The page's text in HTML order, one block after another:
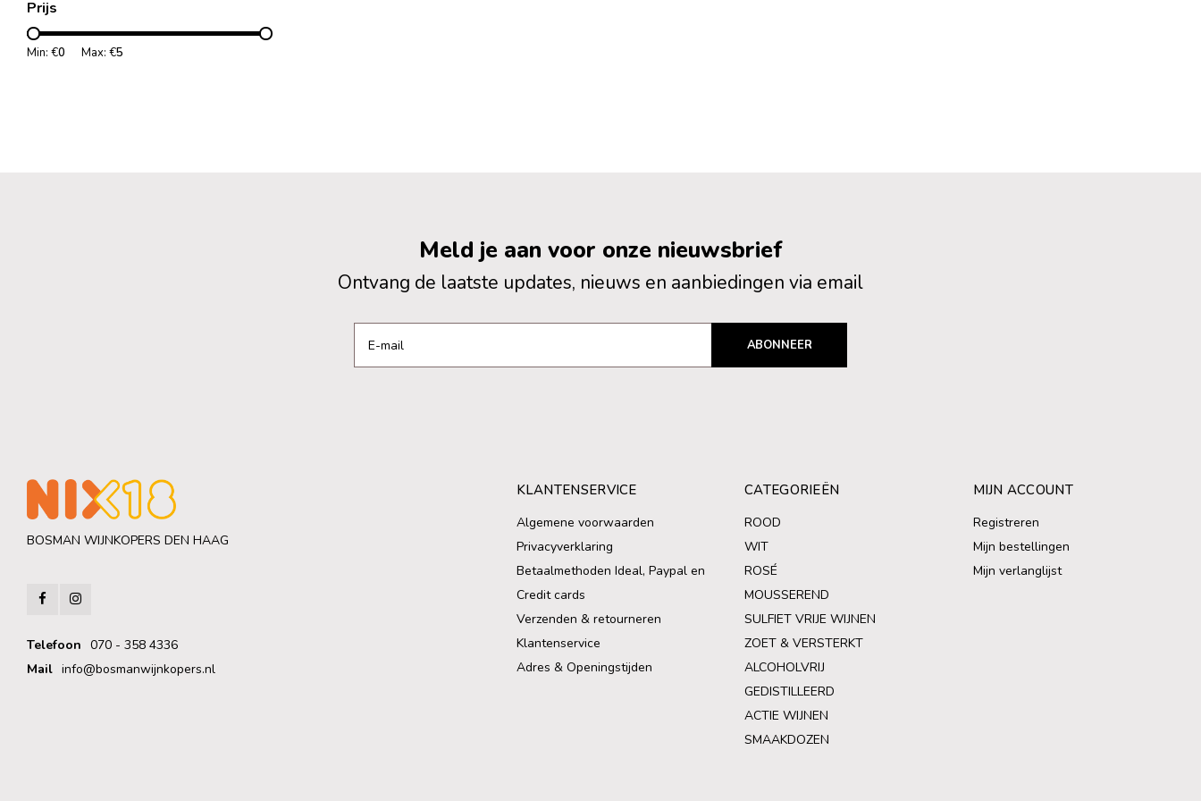
Prijs
Min: €0 Max: €5
Meld je aan voor onze nieuwsbrief
Ontvang de laatste updates, nieuws en aanbiedingen via email
ABONNEER
BOSMAN WIJNKOPERS DEN HAAG
Telefoon 070 - 358 4336
Mail info@bosmanwijnkopers.nl
KLANTENSERVICE
Algemene voorwaarden
Privacyverklaring
Betaalmethoden Ideal, Paypal en
Credit cards
Verzenden & retourneren
Klantenservice
Adres & Openingstijden
CATEGORIEËN
ROOD
WIT
ROSÉ
MOUSSEREND
SULFIET VRIJE WIJNEN
ZOET & VERSTERKT
ALCOHOLVRIJ
GEDISTILLEERD
ACTIE WIJNEN
SMAAKDOZEN
MIJN ACCOUNT
Registreren
Mijn bestellingen
Mijn verlanglijst